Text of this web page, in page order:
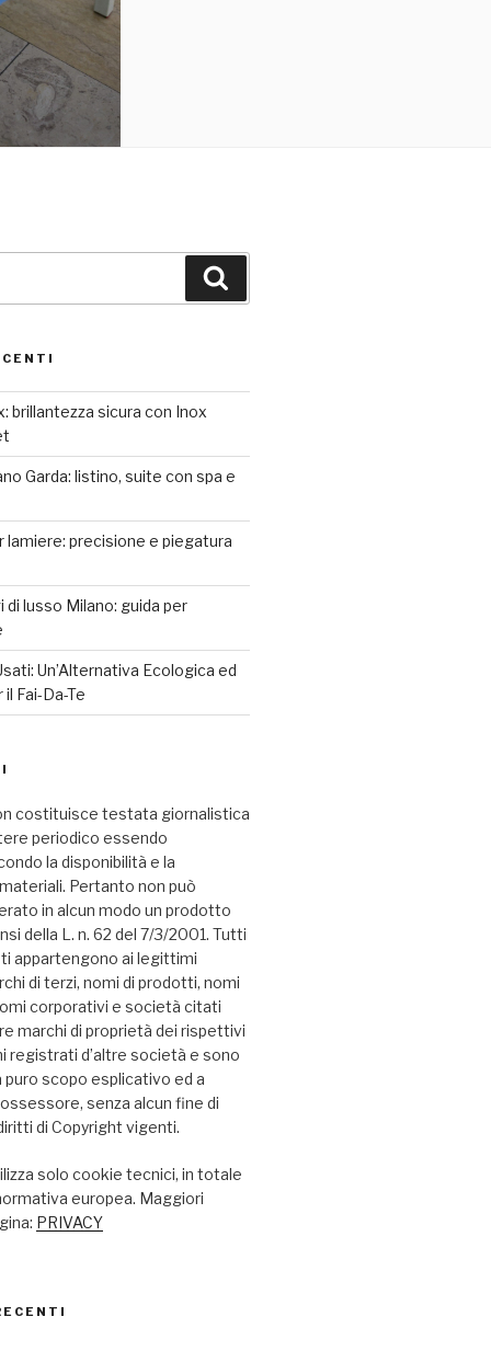
brillantezza sicura con Inox
Garda: listino, suite con spa e
lamiere: precisione e piegatura
lusso Milano: guida per
Un’Alternativa Ecologica ed
Fai-Da-Te
costituisce testata giornalistica
periodico essendo
la disponibilità e la
Pertanto non può
in alcun modo un prodotto
della L. n. 62 del 7/3/2001. Tutti
appartengono ai legittimi
di terzi, nomi di prodotti, nomi
corporativi e società citati
marchi di proprietà dei rispettivi
registrati d’altre società e sono
scopo esplicativo ed a
senza alcun fine di
di Copyright vigenti.
solo cookie tecnici, in totale
europea. Maggiori
PRIVACY